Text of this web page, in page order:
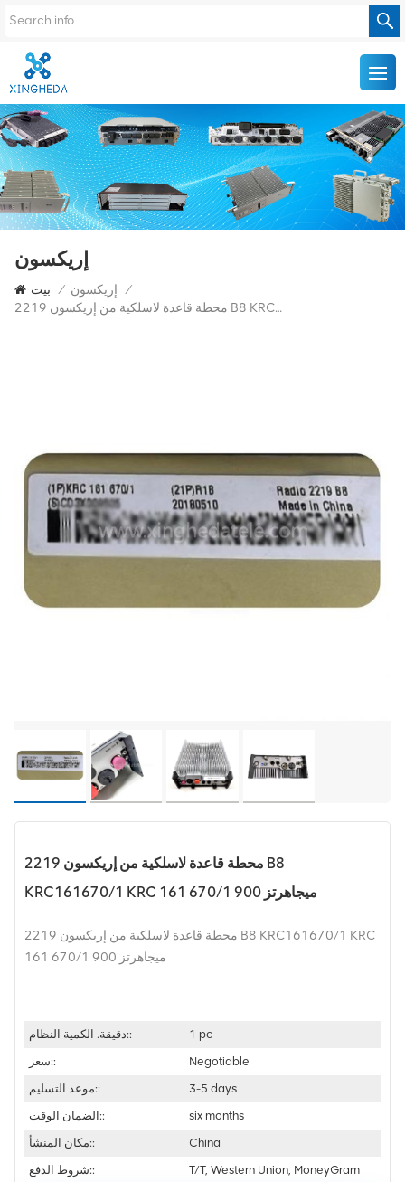
إريكسون
بيت / إريكسون /
محطة قاعدة لاسلكية من إريكسون 2219 B8 KRC161670/1 KRC 161 670/1 900 ميجاهرتز
محطة قاعدة لاسلكية من إريكسون 2219 B8
KRC161670/1 KRC 161 670/1 900 ميجاهرتز
محطة قاعدة لاسلكية من إريكسون 2219 B8 KRC161670/1 KRC
161 670/1 900 ميجاهرتز
دقيقة. الكمية النظام::
1 pc
سعر::
Negotiable
موعد التسليم::
3-5 days
الضمان الوقت::
six months
مكان المنشأ::
China
شروط الدفع::
T/T, Western Union, MoneyGram